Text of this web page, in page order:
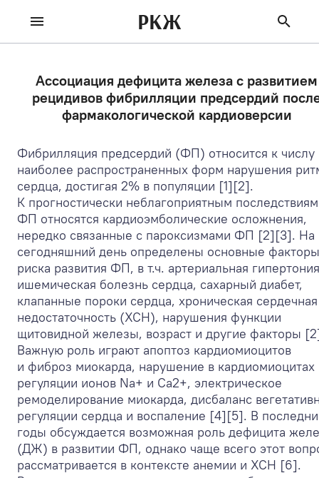
РКЖ
Ассоциация дефицита железа с развитием
рецидивов фибрилляции предсердий
фармакологической кардиоверсии
Фибрилляция предсердий (ФП) относится к числу
наиболее распространенных форм нарушения
сердца, достигая 2% в популяции [1][2].
К прогностически неблагоприятным последствиям
ФП относятся кардиоэмболические осложнения,
нередко связанные с пароксизмами ФП [2][3]. На
сегодняшний день определены основные факторы
риска развития ФП, в т.ч. артериальная
ишемическая болезнь сердца, сахарный диабет,
клапанные пороки сердца, хроническая сердечная
недостаточность (ХСН), нарушения функции
щитовидной железы, возраст и другие факторы
Важную роль играют апоптоз кардиомиоцитов
и фиброз миокарда, нарушение в кардиомиоцитах
регуляции ионов Na+ и Ca2+, электрическое
ремоделирование миокарда, дисбаланс
регуляции сердца и воспаление [4][5]. В
годы обсуждается возможная роль дефицита
(ДЖ) в развитии ФП, однако чаще всего этот
рассматривается в контексте анемии и ХСН [6].